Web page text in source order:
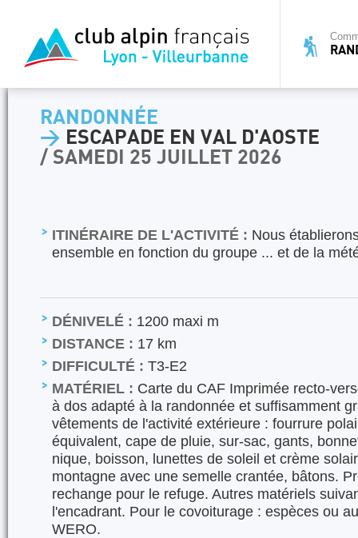
RANDONNÉE
> ESCAPADE EN VAL D'AOSTE
/ SAMEDI 25 JUILLET 2026
ITINÉRAIRE DE L'ACTIVITÉ : Nous
ensemble en fonction du groupe ... et de la
DÉNIVELÉ : 1200 maxi m
DISTANCE : 17 km
DIFFICULTÉ : T3-E2
MATÉRIEL : Carte du CAF Imprimée recto-
à dos adapté à la randonnée et suffisamment
vêtements de l'activité extérieure : fourrure
équivalent, cape de pluie, sur-sac, gants,
nique, boisson, lunettes de soleil et crème
montagne avec une semelle crantée, bâtons.
rechange pour le refuge. Autres matériels
l'encadrant. Pour le covoiturage : espèces ou
WERO.